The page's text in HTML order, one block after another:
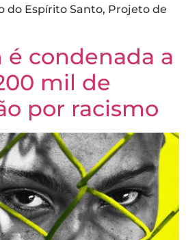
do Espírito Santo, Projeto de
condenada a
mil de
por racismo